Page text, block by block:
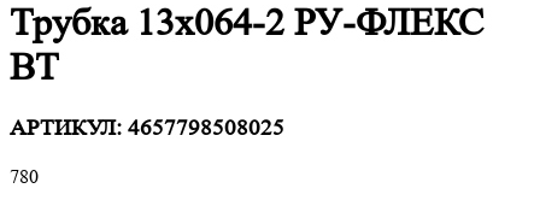
Трубка 13х064-2 РУ-ФЛЕКС
ВТ
АРТИКУЛ: 4657798508025
780